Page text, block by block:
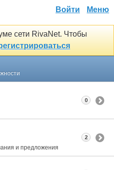
Войти Меню
сети RivaNet. Чтобы
0
и предложения
2